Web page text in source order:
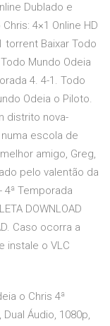
Dublado e
4×1 Online HD
torrent Baixar Todo
Mundo Odeia
4. 4-1. Todo
Odeia o Piloto.
distrito nova-
escola de
amigo, Greg,
pelo valentão da
4ª Temporada
DOWNLOAD
Caso ocorra a
instale o VLC
o Chris 4ª
Áudio, 1080p,